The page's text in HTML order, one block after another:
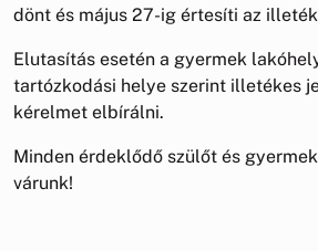
dönt és május 27-ig értesíti az
Elutasítás esetén a gyermek
tartózkodási helye szerint illetékes
kérelmet elbírálni.
Minden érdeklődő szülőt és
várunk!